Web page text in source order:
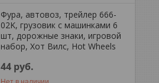
Фура, автовоз, трейлер 666-
02K, грузовик с машинками 6
шт, дорожные знаки, игровой
набор, Хот Вилс, Hot Wheels
44 руб.